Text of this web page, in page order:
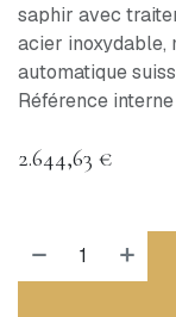
saphir avec
acier inoxydable,
automatique
Référence
2.644,63 €